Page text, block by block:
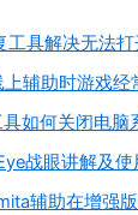
工具解决无法
辅助时游戏经
如何关闭电脑
战眼讲解及
辅助在增强